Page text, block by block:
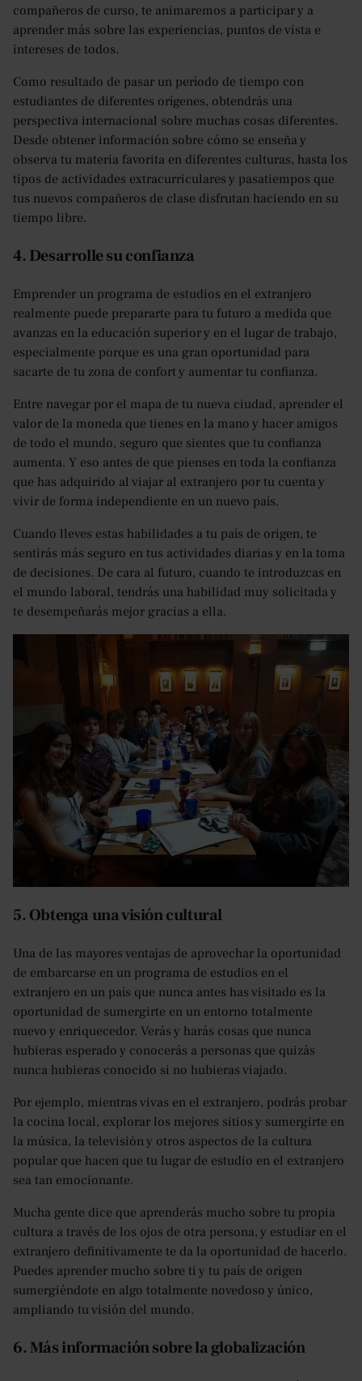
compañeros de curso, te animaremos a participar y a
aprender más sobre las experiencias, puntos de vista e
intereses de todos.
Como resultado de pasar un período de tiempo con
estudiantes de diferentes orígenes, obtendrás una
perspectiva internacional sobre muchas cosas diferentes.
Desde obtener información sobre cómo se enseña y
observa tu materia favorita en diferentes culturas, hasta los
tipos de actividades extracurriculares y pasatiempos que
tus nuevos compañeros de clase disfrutan haciendo en su
tiempo libre.
4. Desarrolle su confianza
Emprender un programa de estudios en el extranjero
realmente puede prepararte para tu futuro a medida que
avanzas en la educación superior y en el lugar de trabajo,
especialmente porque es una gran oportunidad para
sacarte de tu zona de confort y aumentar tu confianza.
Entre navegar por el mapa de tu nueva ciudad, aprender el
valor de la moneda que tienes en la mano y hacer amigos
de todo el mundo, seguro que sientes que tu confianza
aumenta. Y eso antes de que pienses en toda la confianza
que has adquirido al viajar al extranjero por tu cuenta y
vivir de forma independiente en un nuevo país.
Cuando lleves estas habilidades a tu país de origen, te
sentirás más seguro en tus actividades diarias y en la toma
de decisiones. De cara al futuro, cuando te introduzcas en
el mundo laboral, tendrás una habilidad muy solicitada y
te desempeñarás mejor gracias a ella.
5. Obtenga una visión cultural
Una de las mayores ventajas de aprovechar la oportunidad
de embarcarse en un programa de estudios en el
extranjero en un país que nunca antes has visitado es la
oportunidad de sumergirte en un entorno totalmente
nuevo y enriquecedor. Verás y harás cosas que nunca
hubieras esperado y conocerás a personas que quizás
nunca hubieras conocido si no hubieras viajado.
Por ejemplo, mientras vivas en el extranjero, podrás probar
la cocina local, explorar los mejores sitios y sumergirte en
la música, la televisión y otros aspectos de la cultura
popular que hacen que tu lugar de estudio en el extranjero
sea tan emocionante.
Mucha gente dice que aprenderás mucho sobre tu propia
cultura a través de los ojos de otra persona, y estudiar en el
extranjero definitivamente te da la oportunidad de hacerlo.
Puedes aprender mucho sobre ti y tu país de origen
sumergiéndote en algo totalmente novedoso y único,
ampliando tu visión del mundo.
6. Más información sobre la globalización